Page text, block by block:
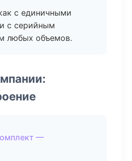
с единичными
с серийным
любых объемов.
—